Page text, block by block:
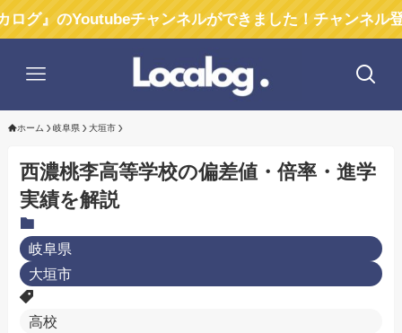
チャンネルができました！チャンネル登録お願い
ホーム 岐阜県 大垣市
西濃桃李高等学校の偏差値・倍率・進学
実績を解説
岐阜県
大垣市
高校